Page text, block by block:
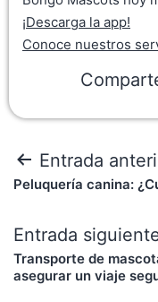
¡Descarga la app!
Conoce nuestros
Entrada
Peluquería canina:
Entrada
Transporte de
asegurar un viaje